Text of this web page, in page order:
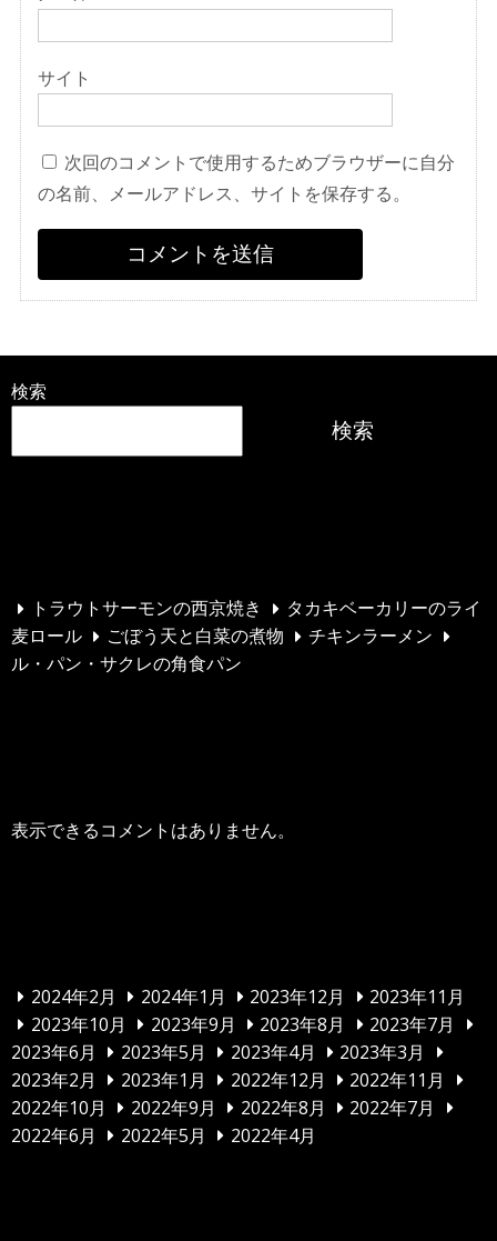
サイト
次回のコメントで使用するためブラウザーに自分
の名前、メールアドレス、サイトを保存する。
検索
検索
トラウトサーモンの西京焼き
タカキベーカリーのライ
麦ロール
ごぼう天と白菜の煮物
チキンラーメン
ル・パン・サクレの角食パン
表示できるコメントはありません。
2024年2月 2024年1月 2023年12月
2023年11月
2023年10月
2023年9月 2023年8月
2023年7月
2023年6月
2023年5月 2023年4月
2023年3月
2023年2月
2023年1月 2022年12月
2022年11月
2022年10月
2022年9月 2022年8月
2022年7月
2022年6月
2022年5月 2022年4月